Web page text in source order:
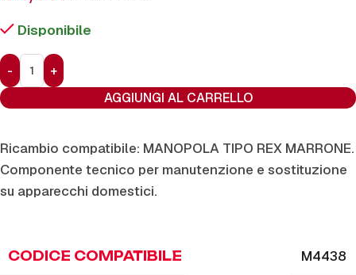
Disponibile
AGGIUNGI AL CARRELLO
Ricambio compatibile: MANOPOLA TIPO REX MARRONE.
Componente tecnico per manutenzione e sostituzione
su apparecchi domestici.
CODICE COMPATIBILE M4438